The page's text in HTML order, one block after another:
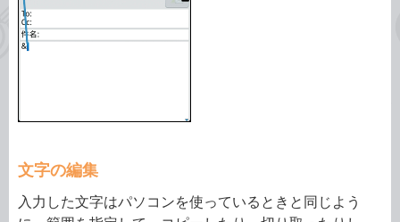
文字の編集
入力した文字はパソコンを使っているときと同じよう